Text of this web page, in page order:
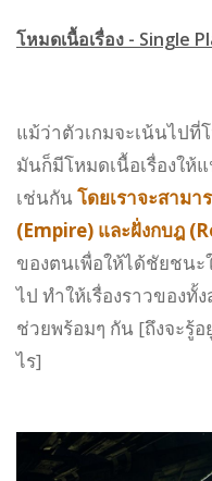
โหมดเนื้อเรื่อง - Single
แม้ว่าตัวเกมจะเน้นไป
มันก็มีโหมดเนื้อเรื่องใ
เช่นกัน โดยเราจะสามา
(Empire) และฝั่งกบฎ
ของตนเพื่อให้ได้ชัยชน
ไป ทำให้เรื่องราวของทั้
ช่วยพร้อมๆ กัน [ถึงจะรู้
ไร]